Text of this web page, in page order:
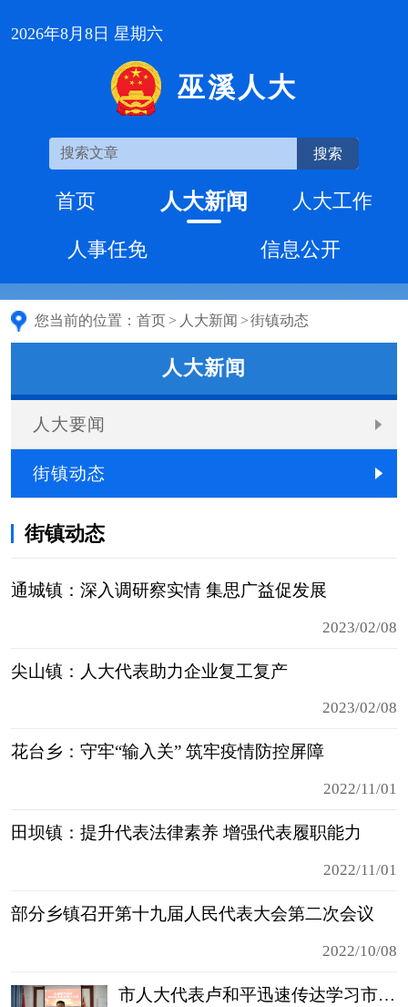
2026年8月8日 星期六
巫溪人大
搜索
首页 人大新闻 人大工作
人事任免 信息公开
您当前的位置： 首页 > 人大新闻 > 街镇动态
人大新闻
人大要闻
街镇动态
街镇动态
通城镇：深入调研察实情 集思广益促发展
2023/02/08
尖山镇：人大代表助力企业复工复产
2023/02/08
花台乡：守牢“输入关” 筑牢疫情防控屏障
2022/11/01
田坝镇：提升代表法律素养 增强代表履职能力
2022/11/01
部分乡镇召开第十九届人民代表大会第二次会议
2022/10/08
市人大代表卢和平迅速传达学习市五届人大五次会议精神